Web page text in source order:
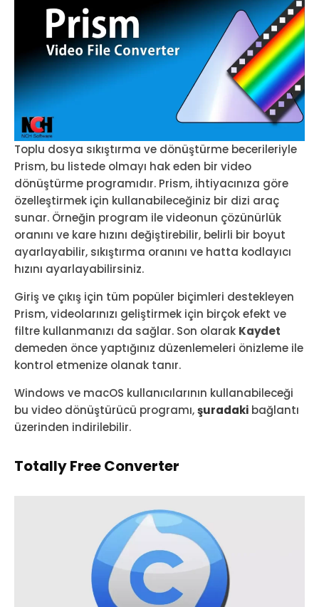
Toplu dosya sıkıştırma ve dönüştürme becerileriyle
Prism, bu listede olmayı hak eden bir video
dönüştürme programıdır. Prism, ihtiyacınıza göre
özelleştirmek için kullanabileceğiniz bir dizi araç
sunar. Örneğin program ile videonun çözünürlük
oranını ve kare hızını değiştirebilir, belirli bir boyut
ayarlayabilir, sıkıştırma oranını ve hatta kodlayıcı
hızını ayarlayabilirsiniz.
Giriş ve çıkış için tüm popüler biçimleri destekleyen
Prism, videolarınızı geliştirmek için birçok efekt ve
filtre kullanmanızı da sağlar. Son olarak Kaydet
demeden önce yaptığınız düzenlemeleri önizleme ile
kontrol etmenize olanak tanır.
Windows ve macOS kullanıcılarının kullanabileceği
bu video dönüştürücü programı,şuradaki bağlantı
üzerinden indirilebilir.
Totally Free Converter